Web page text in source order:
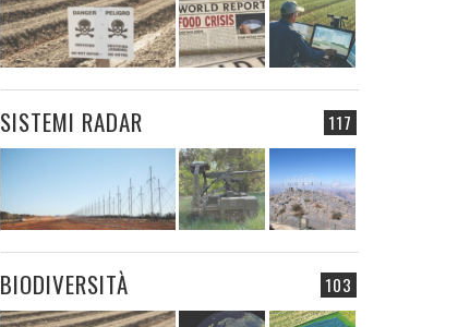
117
SISTEMI RADAR
103
BIODIVERSITÀ